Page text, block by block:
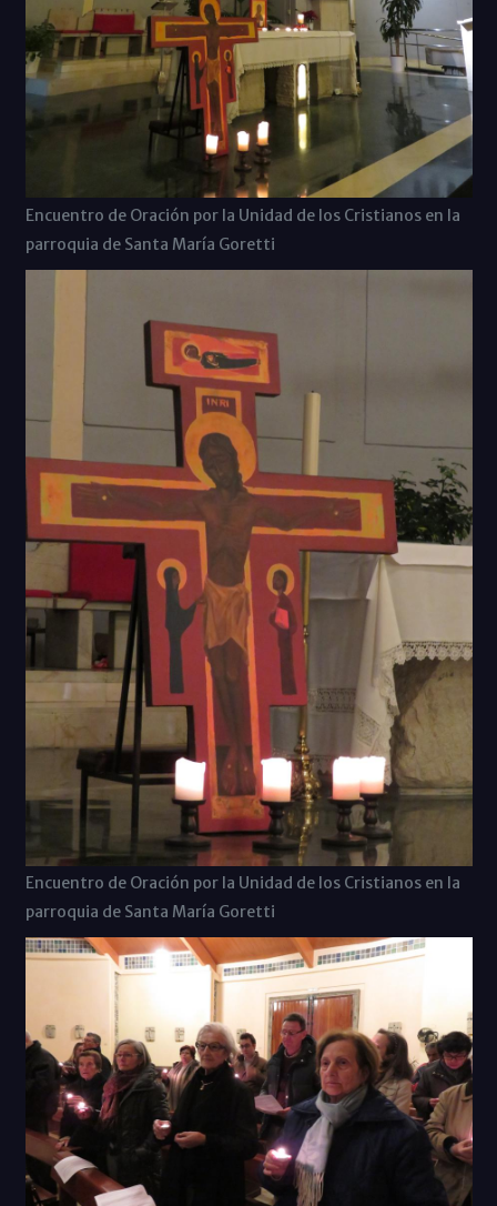
Encuentro de Oración por la Unidad de los Cristianos en la
parroquia de Santa María Goretti
Encuentro de Oración por la Unidad de los Cristianos en la
parroquia de Santa María Goretti